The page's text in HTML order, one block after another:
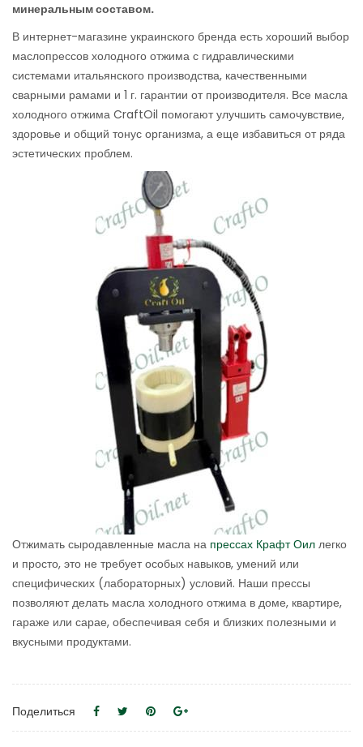
минеральным составом.
В интернет-магазине украинского бренда есть хороший выбор
маслопрессов холодного отжима с гидравлическими
системами итальянского производства, качественными
сварными рамами и 1 г. гарантии от производителя. Все масла
холодного отжима CraftOil помогают улучшить самочувствие,
здоровье и общий тонус организма, а еще избавиться от ряда
эстетических проблем.
Отжимать сыродавленные масла на прессах Крафт Оил легко
и просто, это не требует особых навыков, умений или
специфических (лабораторных) условий. Наши прессы
позволяют делать масла холодного отжима в доме, квартире,
гараже или сарае, обеспечивая себя и близких полезными и
вкусными продуктами.
Поделиться